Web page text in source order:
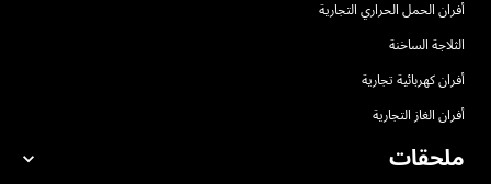
أفران الحمل الحراري التجارية
الثلاجة الساخنة
أفران كهربائية تجارية
أفران الغاز التجارية
ملحقات